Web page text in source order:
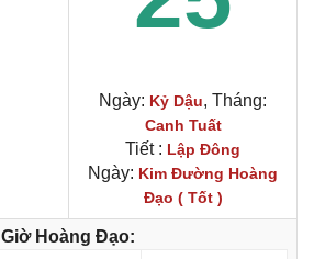
Ngày: Kỷ Dậu, Tháng:
Canh Tuất
Tiết : Lập Đông
Ngày: Kim Đường Hoàng
Đạo ( Tốt )
Giờ Hoàng Đạo: